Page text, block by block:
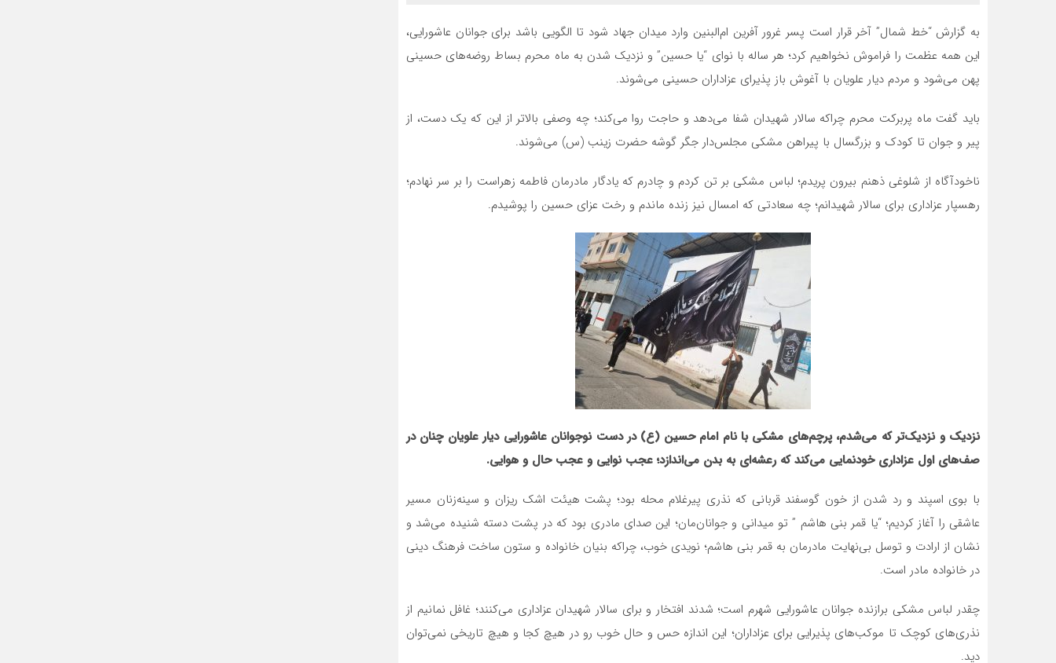
به گزارش “خط شمال” آخر قرار است پسر غرور آفرین ام‌البنین وارد میدان جهاد شود تا الگویی باشد برای جوانان عاشورایی،
این همه عظمت را فراموش نخواهیم کرد؛ هر ساله با نوای “یا حسین” و نزدیک شدن به ماه محرم بساط روضه‌های حسینی
پهن می‌شود و مردم دیار علویان با آغوش باز پذیرای عزاداران حسینی می‌شوند.
باید گفت ماه پربرکت محرم چراکه سالار شهیدان شفا می‌دهد و حاجت روا می‌کند؛ چه وصفی بالاتر از این که یک دست، از
پیر و جوان تا کودک و بزرگسال با پیراهن مشکی مجلس‌دار جگر گوشه حضرت زینب (س) می‌شوند.
ناخودآگاه از شلوغی ذهنم بیرون پریدم؛ لباس مشکی بر تن کردم و چادرم که یادگار مادرمان فاطمه زهراست را بر سر نهادم؛
رهسپار عزاداری برای سالار شهیدانم؛ چه سعادتی که امسال نیز زنده ماندم و رخت عزای حسین را پوشیدم.
نزدیک و نزدیک‌تر که می‌شدم، پرچم‌های مشکی با نام امام حسین (ع) در دست نوجوانان عاشورایی دیار علویان چنان در
صف‌های اول عزاداری خودنمایی می‌کند که رعشه‌ای به بدن می‌اندازد؛ عجب نوایی و عجب حال و هوایی.
با بوی اسپند و رد شدن از خون گوسفند قربانی که نذری پیرغلام محله بود؛ پشت هیئت اشک ریزان و سینه‌زنان مسیر
عاشقی را آغاز کردیم؛ “یا قمر بنی هاشم ” تو میدانی و جوانان‌مان؛ این صدای مادری بود که در پشت دسته شنیده می‌شد و
نشان از ارادت و توسل بی‌نهایت مادرمان به قمر بنی هاشم؛ نویدی خوب، چراکه بنیان خانواده و ستون ساخت فرهنگ دینی
در خانواده مادر است.
چقدر لباس مشکی برازنده جوانان عاشورایی شهرم است؛ شدند افتخار و برای سالار شهیدان عزاداری می‌کنند؛ غافل نمانیم از
نذری‌های کوچک تا موکب‌های پذیرایی برای عزاداران؛ این اندازه حس و حال خوب رو در هیچ کجا و هیچ تاریخی نمی‌توان
دید.